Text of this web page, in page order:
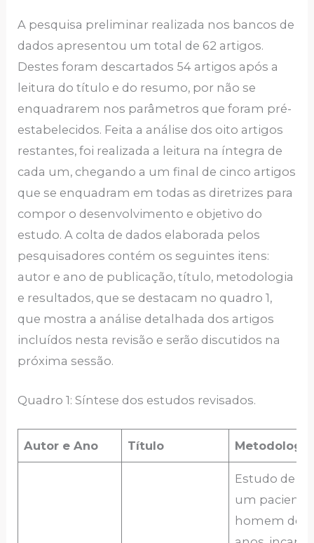
A pesquisa preliminar realizada nos bancos de
dados apresentou um total de 62 artigos.
Destes foram descartados 54 artigos após a
leitura do título e do resumo, por não se
enquadrarem nos parâmetros que foram pré-
estabelecidos. Feita a análise dos oito artigos
restantes, foi realizada a leitura na íntegra de
cada um, chegando a um final de cinco artigos
que se enquadram em todas as diretrizes para
compor o desenvolvimento e objetivo do
estudo. A colta de dados elaborada pelos
pesquisadores contém os seguintes itens:
autor e ano de publicação, título, metodologia
e resultados, que se destacam no quadro 1,
que mostra a análise detalhada dos artigos
incluídos nesta revisão e serão discutidos na
próxima sessão.
Quadro 1: Síntese dos estudos revisados.
Autor e Ano Título Metodologia
Estudo de
um paciente,
homem de